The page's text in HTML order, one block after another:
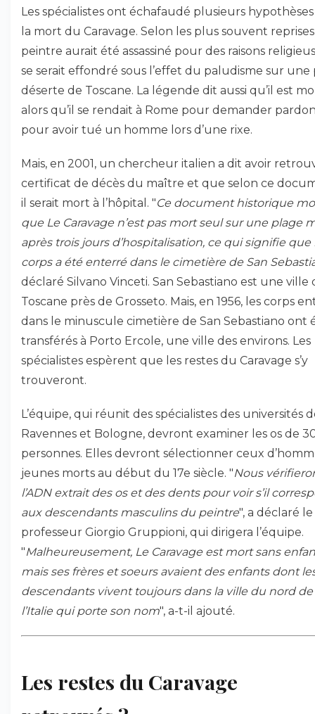
Les spécialistes ont échafaudé plusieurs
la mort du Caravage. Selon les plus souvent
peintre aurait été assassiné pour des raisons
se serait effondré sous l’effet du paludisme sur une
déserte de Toscane. La légende dit aussi qu’il est
alors qu’il se rendait à Rome pour demander
pour avoir tué un homme lors d’une rixe.
Mais, en 2001, un chercheur italien a dit avoir
certificat de décès du maître et que selon ce
il serait mort à l’hôpital. "Ce document historique
que Le Caravage n’est pas mort seul sur une plage
après trois jours d’hospitalisation, ce qui signifie que
corps a été enterré dans le cimetière de San
déclaré Silvano Vinceti. San Sebastiano est une ville
Toscane près de Grosseto. Mais, en 1956, les corps
dans le minuscule cimetière de San Sebastiano ont
transférés à Porto Ercole, une ville des environs. Les
spécialistes espèrent que les restes du Caravage s’y
trouveront.
L’équipe, qui réunit des spécialistes des universités
Ravennes et Bologne, devront examiner les os de
personnes. Elles devront sélectionner ceux
jeunes morts au début du 17e siècle. "Nous
l’ADN extrait des os et des dents pour voir s’il
aux descendants masculins du peintre", a déclaré le
professeur Giorgio Gruppioni, qui dirigera l’équipe.
"Malheureusement, Le Caravage est mort sans
mais ses frères et soeurs avaient des enfants dont
descendants vivent toujours dans la ville du nord de
l’Italie qui porte son nom", a-t-il ajouté.
Les restes du Caravage